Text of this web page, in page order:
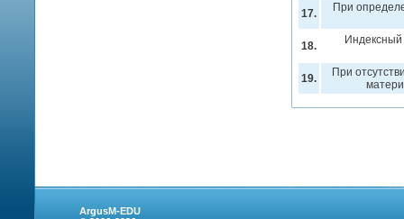
17. При
18.
19.
При
ArgusM-EDU